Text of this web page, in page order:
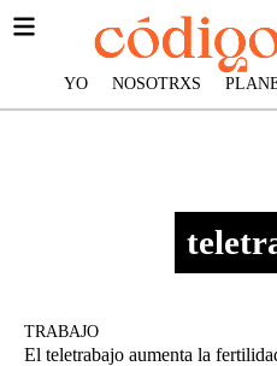
YO NOSOTRXS
TRABAJO
El teletrabajo aumenta la